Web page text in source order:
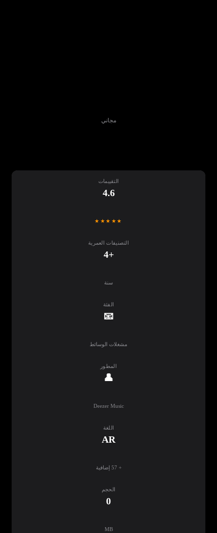
مجاني
التقييمات
4.6
★★★★★
التصنيفات العمرية
+4
سنة
الفئة
📧
مشغلات الوسائط
المطور
👤
Deezer Music
اللغة
AR
+ 57 إضافية
الحجم
0
MB